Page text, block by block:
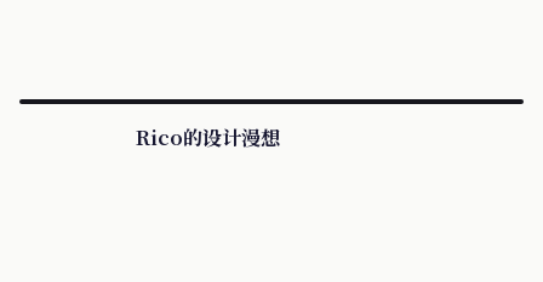
Rico的设计漫想